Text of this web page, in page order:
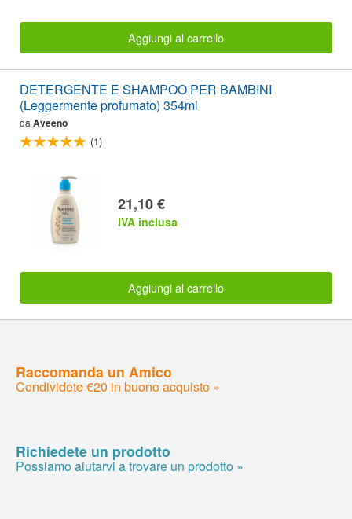
Aggiungi al carrello
DETERGENTE E SHAMPOO PER BAMBINI
(Leggermente profumato) 354ml
da Aveeno
(1)
21,10 €
IVA inclusa
Aggiungi al carrello
Raccomanda un Amico
Condividete €20 in buono acquisto »
Richiedete un prodotto
Possiamo aiutarvi a trovare un prodotto »